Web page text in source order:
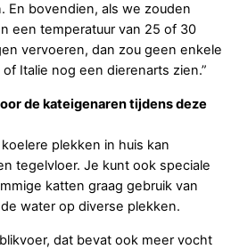
En bovendien, als we zouden
een temperatuur van 25 of 30
vervoeren, dan zou geen enkele
Italie nog een dierenarts zien.”
de kateigenaren tijdens deze
plekken in huis kan
tegelvloer. Je kunt ook speciale
katten graag gebruik van
water op diverse plekken.
dat bevat ook meer vocht